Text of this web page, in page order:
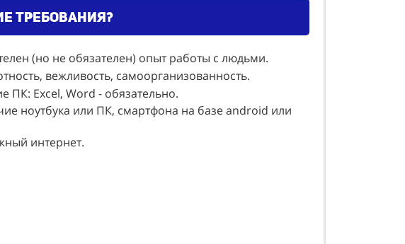
требования?
(но не обязателен) опыт работы с людьми.
вежливость, самоорганизованность.
ПК: Еxcel, Word - обязательно.
ноутбука или ПК, смартфона на базе android или
интернет.